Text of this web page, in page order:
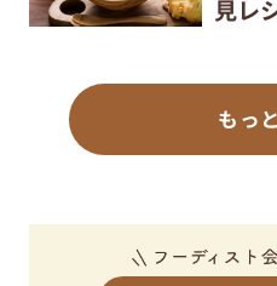
見レ
もっ